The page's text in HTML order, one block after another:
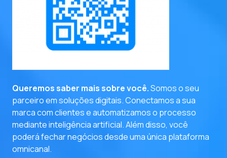
Queremos saber mais sobre você.Somos o seu
parceiro em soluções digitais. Conectamos a sua
marca com clientes e automatizamos o processo
mediante inteligência artificial. Além disso, você
poderá fechar negócios desde uma única plataforma
omnicanal.